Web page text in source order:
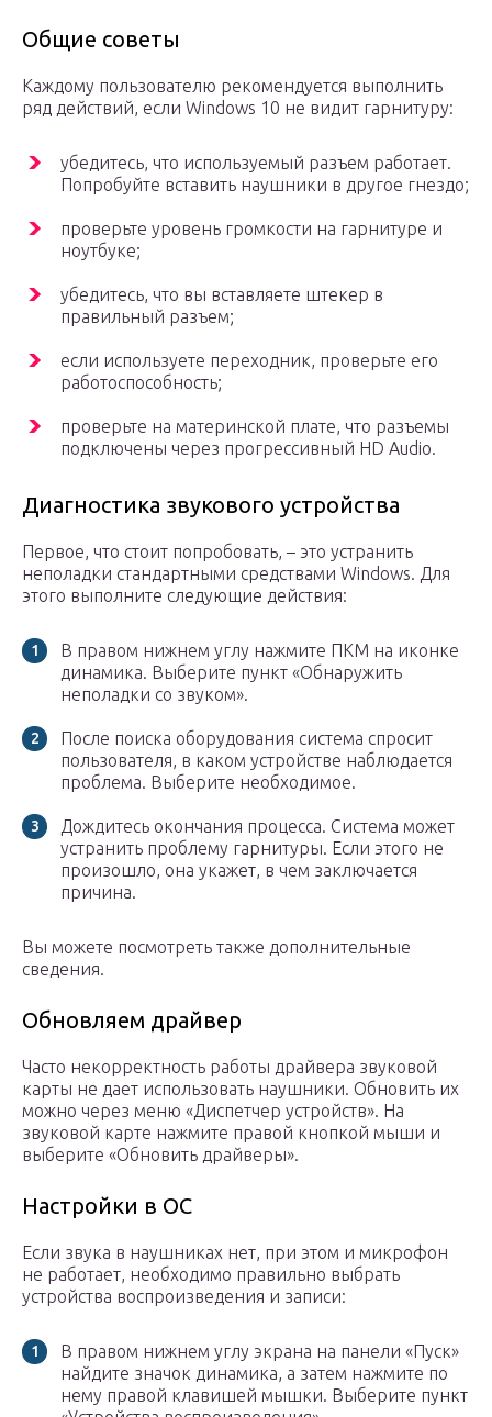
Общие советы
Каждому пользователю рекомендуется выполнить
ряд действий, если Windows 10 не видит гарнитуру:
убедитесь, что используемый разъем работает.
Попробуйте вставить наушники в другое гнездо;
проверьте уровень громкости на гарнитуре и
ноутбуке;
убедитесь, что вы вставляете штекер в
правильный разъем;
если используете переходник, проверьте его
работоспособность;
проверьте на материнской плате, что разъемы
подключены через прогрессивный HD Audio.
Диагностика звукового устройства
Первое, что стоит попробовать, – это устранить
неполадки стандартными средствами Windows. Для
этого выполните следующие действия:
В правом нижнем углу нажмите ПКМ на иконке
динамика. Выберите пункт «Обнаружить
неполадки со звуком».
После поиска оборудования система спросит
пользователя, в каком устройстве наблюдается
проблема. Выберите необходимое.
Дождитесь окончания процесса. Система может
устранить проблему гарнитуры. Если этого не
произошло, она укажет, в чем заключается
причина.
Вы можете посмотреть также дополнительные
сведения.
Обновляем драйвер
Часто некорректность работы драйвера звуковой
карты не дает использовать наушники. Обновить их
можно через меню «Диспетчер устройств». На
звуковой карте нажмите правой кнопкой мыши и
выберите «Обновить драйверы».
Настройки в ОС
Если звука в наушниках нет, при этом и микрофон
не работает, необходимо правильно выбрать
устройства воспроизведения и записи:
В правом нижнем углу экрана на панели «Пуск»
найдите значок динамика, а затем нажмите по
нему правой клавишей мышки. Выберите пункт